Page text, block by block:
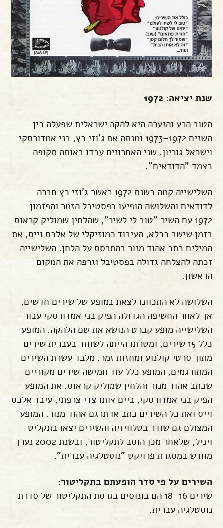
שנת יציאה: 1972
הטוב הרע והנערה היא להקה ישראלית שפעלה בין
השנים 1972–1973 ומנתה את ג'וזי כץ, בני אמדורסקי
וישראל גוריון. שני האחרונים עבדו באותה תקופה
כצמד "הדודאים".
השלישייה קמה בשנת 1972 כאשר ג'וזי כץ חברה
לדודאים והשלושה הופיעו בפסטיבל הזמר והפזמון
1972 עם השיר "טוב לי לשיר", שהלחין שמוליק קראוס
בזמן שישב בכלא, העיבוד המוזיקלי של אלכס וייס, את
המילים כתב אהוד מנור בהתבסס על הלחן. השלישייה
זכתה להצלחה גדולה בפסטיבל וגרפה את המקום
הראשון.
השלושה לא התכוונו לצאת במופע של שירים חדשים,
אך לאחר החשיפה הגדולה הפיק בני אמדורסקי עבור
השלישייה מופע קברט הנושא את שם הלהקה. המופע
כלל 15 שירים, ומטרתו הייתה לשחזר בעברית שירים
מתוך סרטי קולנוע ומחזות זמר. מלבד עשרת השירים
המתורגמים, המופע כלל עוד חמישה שירים מקוריים
שכתב אהוד מנור והלחין שמוליק קראוס. את המופע
הפיק בני אמדורסקי, ביים אותו צדי צרפתי, עיבד אלכס
וייס ואת כל השירים כתב או תרגם אהוד מנור. המופע
המצולם גם שודר בטלוויזיה והשירים יצאו בתקליט
ויניל, שלאחר מכן הוסב לתקליטור, ובשנת 2002 נערך
מחדש במסגרת פרויקט "נוסטלגיה עברית".
השירים על פי סדר הופעתם בתקליטור:
שירים 16–18 הם בונוסים בגרסת התקליטור של סדרת
נוסטלגיה עברית.